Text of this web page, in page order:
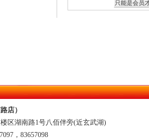
店）
区湖南路1号八佰伴旁(近玄武湖)
，83657098